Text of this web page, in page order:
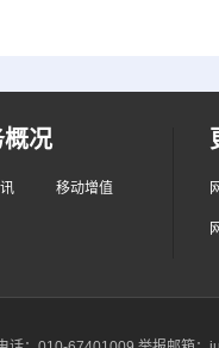
概况
移动增值